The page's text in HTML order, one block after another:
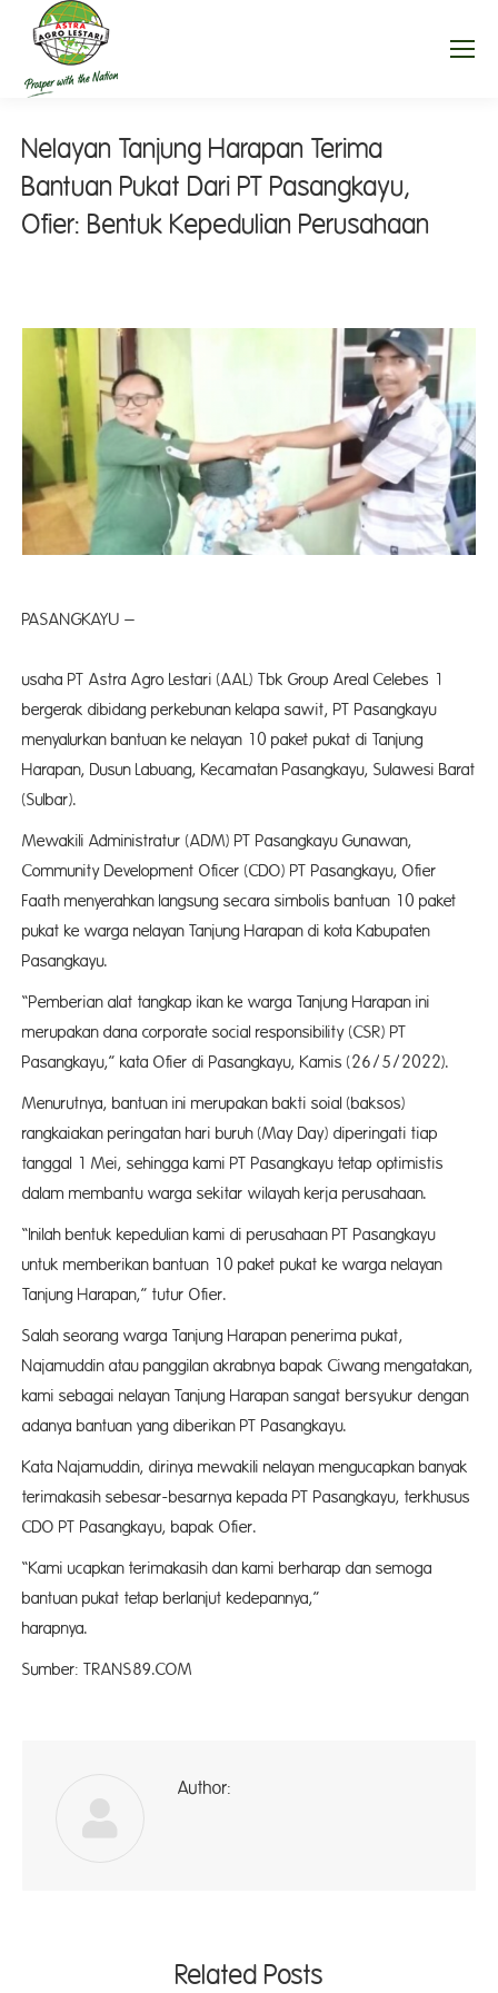
Nelayan Tanjung Harapan Terima
Bantuan Pukat Dari PT Pasangkayu,
Ofier: Bentuk Kepedulian Perusahaan
PASANGKAYU –
usaha PT Astra Agro Lestari (AAL) Tbk Group Areal Celebes 1
bergerak dibidang perkebunan kelapa sawit, PT Pasangkayu
menyalurkan bantuan ke nelayan 10 paket pukat di Tanjung
Harapan, Dusun Labuang, Kecamatan Pasangkayu, Sulawesi Barat
(Sulbar).
Mewakili Administratur (ADM) PT Pasangkayu Gunawan,
Community Development Oficer (CDO) PT Pasangkayu, Ofier
Faath menyerahkan langsung secara simbolis bantuan 10 paket
pukat ke warga nelayan Tanjung Harapan di kota Kabupaten
Pasangkayu.
“Pemberian alat tangkap ikan ke warga Tanjung Harapan ini
merupakan dana corporate social responsibility (CSR) PT
Pasangkayu,” kata Ofier di Pasangkayu, Kamis (26/5/2022).
Menurutnya, bantuan ini merupakan bakti soial (baksos)
rangkaiakan peringatan hari buruh (May Day) diperingati tiap
tanggal 1 Mei, sehingga kami PT Pasangkayu tetap optimistis
dalam membantu warga sekitar wilayah kerja perusahaan.
“Inilah bentuk kepedulian kami di perusahaan PT Pasangkayu
untuk memberikan bantuan 10 paket pukat ke warga nelayan
Tanjung Harapan,” tutur Ofier.
Salah seorang warga Tanjung Harapan penerima pukat,
Najamuddin atau panggilan akrabnya bapak Ciwang mengatakan,
kami sebagai nelayan Tanjung Harapan sangat bersyukur dengan
adanya bantuan yang diberikan PT Pasangkayu.
Kata Najamuddin, dirinya mewakili nelayan mengucapkan banyak
terimakasih sebesar-besarnya kepada PT Pasangkayu, terkhusus
CDO PT Pasangkayu, bapak Ofier.
“Kami ucapkan terimakasih dan kami berharap dan semoga
bantuan pukat tetap berlanjut kedepannya,”
harapnya.
Sumber: TRANS89.COM
Author:
Related Posts